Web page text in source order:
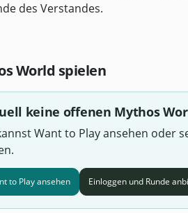
des Verstandes.
World spielen
keine offenen Mythos
Want to Play ansehen oder
to Play ansehen Einloggen und Runde